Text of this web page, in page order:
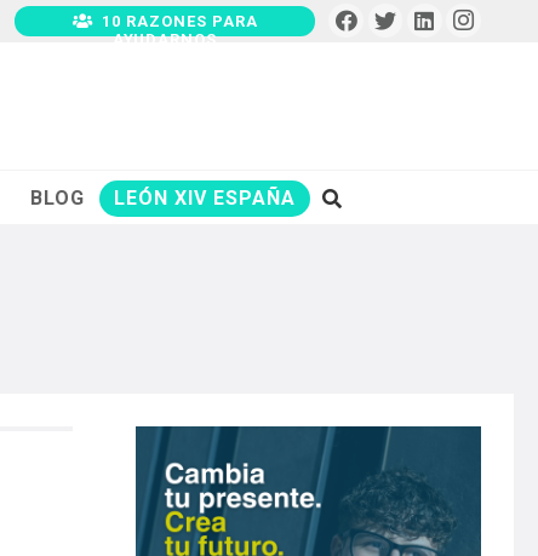
10 RAZONES PARA
AYUDARNOS
BLOG LEÓN XIV ESPAÑA